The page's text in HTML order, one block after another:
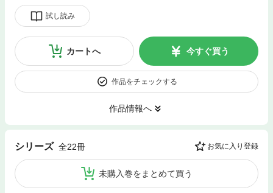
試し読み
カートへ 今すぐ買う
作品をチェックする
作品情報へ
シリーズ 全22冊 お気に入り登録
未購入巻をまとめて買う